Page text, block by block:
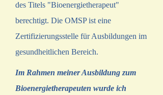
des Titels "Bioenergietherapeut"
berechtigt. Die OMSP ist eine
Zertifizierungsstelle für Ausbildungen im
gesundheitlichen Bereich.
Im Rahmen meiner Ausbildung zum
Bioenergietherapeuten wurde ich